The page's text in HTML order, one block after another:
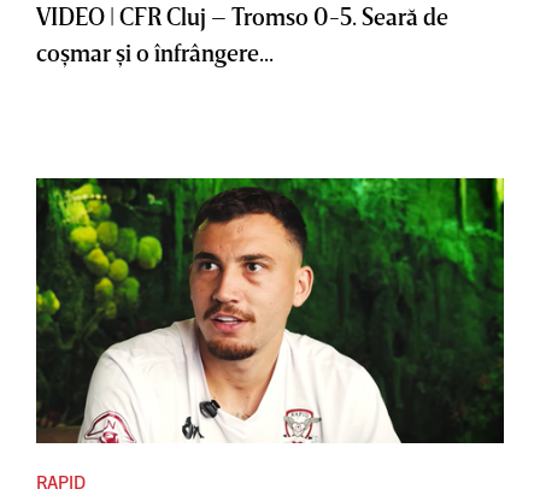
VIDEO | CFR Cluj – Tromso 0-5. Seară de
coşmar şi o înfrângere...
RAPID